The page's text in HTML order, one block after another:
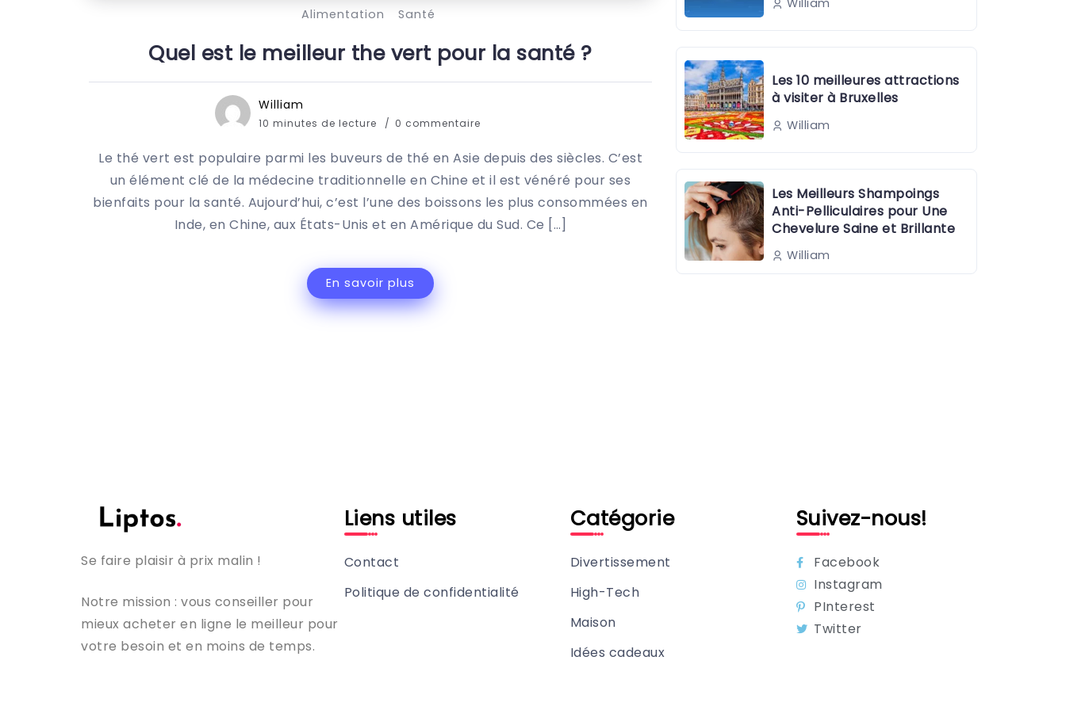
Alimentation Santé
Quel est le meilleur the vert pour la santé ?
William
10 minutes de lecture 0 commentaire
Le thé vert est populaire parmi les buveurs de thé en Asie depuis des siècles. C’est
un élément clé de la médecine traditionnelle en Chine et il est vénéré pour ses
bienfaits pour la santé. Aujourd’hui, c’est l’une des boissons les plus consommées en
Inde, en Chine, aux États-Unis et en Amérique du Sud. Ce […]
En savoir plus
William
Les 10 meilleures attractions
à visiter à Bruxelles
William
Les Meilleurs Shampoings
Anti-Pelliculaires pour Une
Chevelure Saine et Brillante
William
Se faire plaisir à prix malin !
Notre mission : vous conseiller pour
mieux acheter en ligne le meilleur pour
votre besoin et en moins de temps.
Liens utiles
Contact
Politique de confidentialité
Catégorie
Divertissement
High-Tech
Maison
Idées cadeaux
Suivez-nous!
Facebook
Instagram
PInterest
Twitter